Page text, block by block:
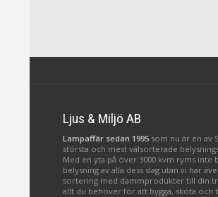
Ljus & Miljö AB
Lampaffär sedan 1995 som nu är en av
största och mest välsorterade
Med en yta på över 3000 kvm ryms inte
belysning av alla dess slag utan vi har
sortering med dammprodukter till din
allt du behöver för att bygga, sköta och